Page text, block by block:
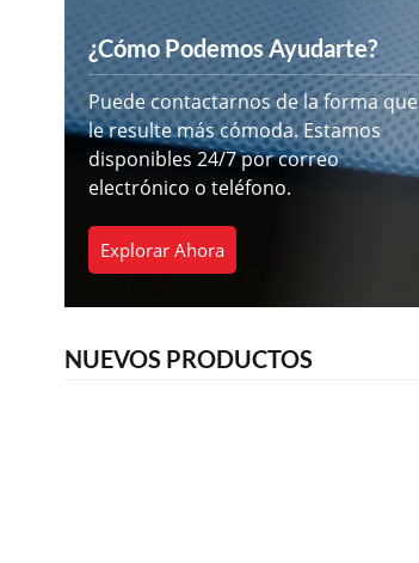
¿Cómo Podemos Ayudarte?
Puede contactarnos de la forma que
le resulte más cómoda. Estamos
disponibles 24/7 por correo
electrónico o teléfono.
Explorar Ahora
NUEVOS PRODUCTOS